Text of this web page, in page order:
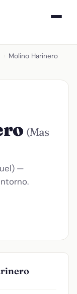
Molino Harinero
(Mas
—